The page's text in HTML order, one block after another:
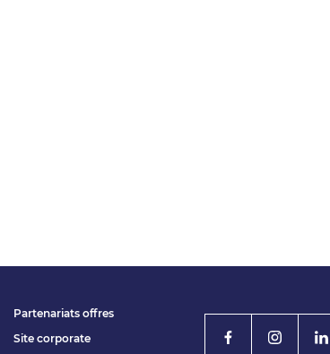
Partenariats offres
Site corporate